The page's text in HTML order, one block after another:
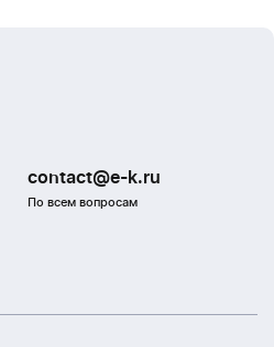
contact@e-k.ru
По всем вопросам